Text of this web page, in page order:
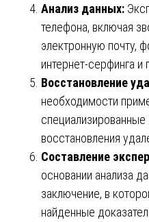
Анализ данных:
телефона, включая
электронную почту,
интернет-серфинга и
Восстановление
необходимости
восстановления
Составление
основании анализа
заключение, в
найденные